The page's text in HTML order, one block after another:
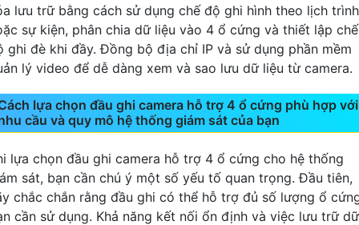
lưu trữ bằng cách sử dụng chế độ ghi hình theo lịch trình
sự kiện, phân chia dữ liệu vào 4 ổ cứng và thiết lập chế
ghi đè khi đầy. Đồng bộ địa chỉ IP và sử dụng phần mềm
lý video để dễ dàng xem và sao lưu dữ liệu từ camera.
lựa chọn đầu ghi camera hỗ trợ 4 ổ cứng phù hợp với
cầu và quy mô hệ thống giám sát của bạn
lựa chọn đầu ghi camera hỗ trợ 4 ổ cứng cho hệ thống
sát, bạn cần chú ý một số yếu tố quan trọng. Đầu tiên,
chắc chắn rằng đầu ghi có thể hỗ trợ đủ số lượng ổ
cần sử dụng. Khả năng kết nối ổn định và việc lưu trữ dữ